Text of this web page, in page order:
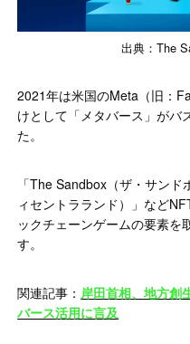
出典：The
2021年は米国のMeta（旧：
けとして「メタバース」がバ
た。
「The Sandbox（ザ・サン
ィセントラランド）」など
ックチェーンゲームの要素を
す。
関連記事： 岸田首相、地方創
バース活用に言及